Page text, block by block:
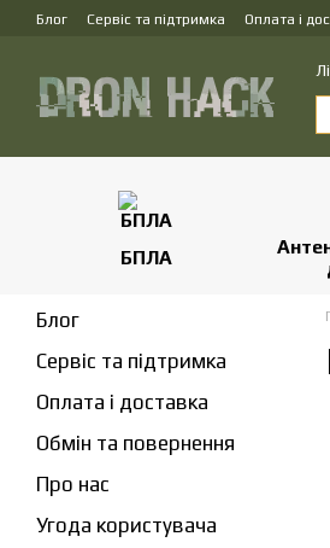
Перейти до основного контенту
Блог Сервіс та підтримка Оплата і
БПЛА
Блог
Сервіс та підтримка
Оплата і доставка
Обмін та повернення
Про нас
Угода користувача